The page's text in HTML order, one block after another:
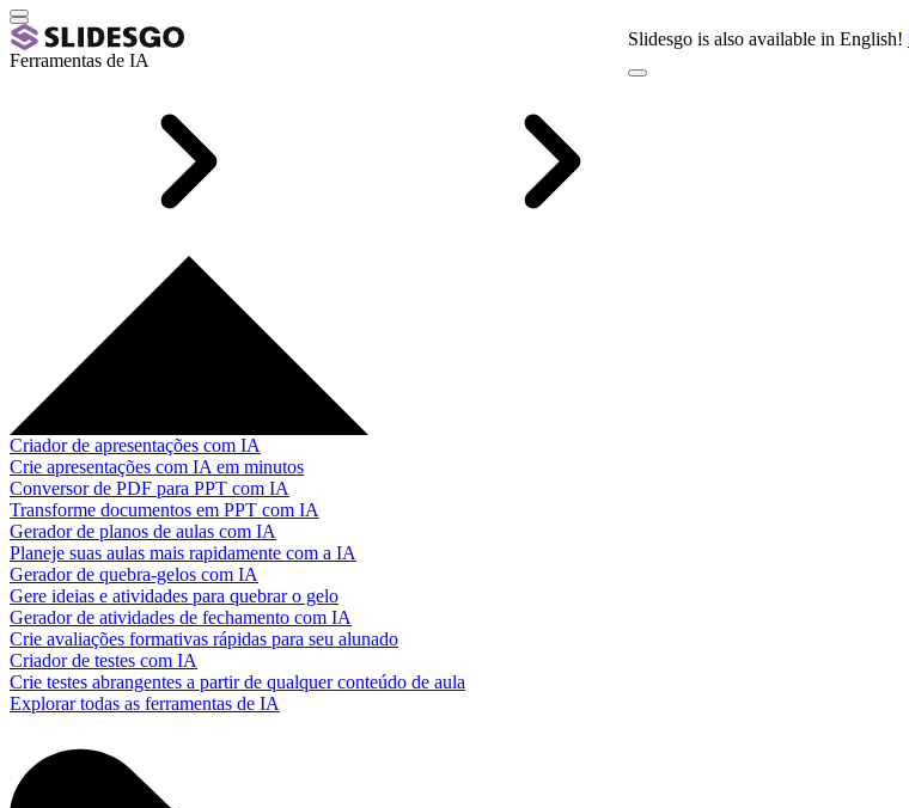
Slidesgo is also available in English!
Ferramentas de IA
Criador de apresentações com IA
Crie apresentações com IA em minutos
Conversor de PDF para PPT com IA
Transforme documentos em PPT com IA
Gerador de planos de aulas com IA
Planeje suas aulas mais rapidamente com a IA
Gerador de quebra-gelos com IA
Gere ideias e atividades para quebrar o gelo
Gerador de atividades de fechamento com IA
Crie avaliações formativas rápidas para seu alunado
Criador de testes com IA
Crie testes abrangentes a partir de qualquer conteúdo de aula
Explorar todas as ferramentas de IA